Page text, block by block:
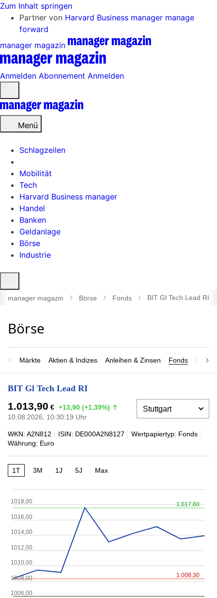
Zum Inhalt springen
Partner von Harvard Business manager manage
forward
manager magazin
Anmelden Abonnement Anmelden
öffnen
Menü
Schlagzeilen
Mobilität
Tech
Harvard Business manager
Handel
Banken
Geldanlage
Börse
Industrie
öffnen
manager magazin Börse Fonds BIT Gl Tech Lead RI
Märkte Aktien & Indizes Anleihen & Zinsen Fonds
BIT Gl Tech Lead RI
1.013,90 € +13,90 (+1,39%)
10.08.2026, 10:30:19 Uhr
WKN: A2N812 ISIN: DE000A2N8127
Wertpapiertyp: Fonds
Währung: Euro
1T 3M 1J 5J Max
1.017,60
1.008,30
1010,00
1006,00
1008,00
1012,00
1014,00
1016,00
1018,00